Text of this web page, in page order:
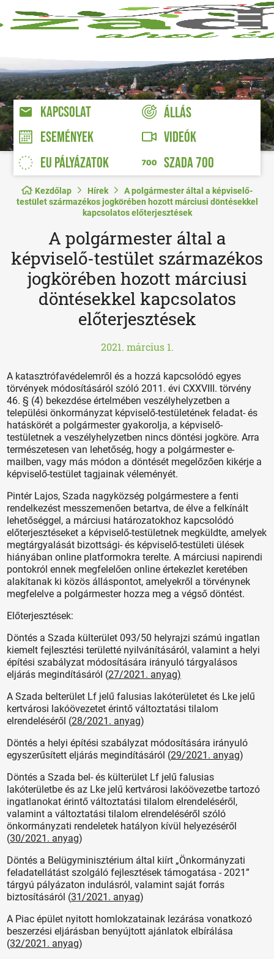
KAPCSOLAT
ÁLLÁS
ESEMÉNYEK
VIDEÓK
EU PÁLYÁZATOK
SZADA 700
Kezdőlap Hírek
A polgármester által a képviselő-
testület származékos jogkörében hozott márciusi döntésekkel
kapcsolatos előterjesztések
A polgármester által a
képviselő-testület származékos
jogkörében hozott márciusi
döntésekkel kapcsolatos
előterjesztések
2021. március 1.
A katasztrófavédelemről és a hozzá kapcsolódó egyes
törvények módosításáról szóló 2011. évi CXXVIII. törvény
46. § (4) bekezdése értelmében veszélyhelyzetben a
települési önkormányzat képviselő-testületének feladat- és
hatáskörét a polgármester gyakorolja, a képviselő-
testületnek a veszélyhelyzetben nincs döntési jogköre. Arra
természetesen van lehetőség, hogy a polgármester e-
mailben, vagy más módon a döntését megelőzően kikérje a
képviselő-testület tagjainak véleményét.
Pintér Lajos, Szada nagyközség polgármestere a fenti
rendelkezést messzemenően betartva, de élve a felkínált
lehetőséggel, a márciusi határozatokhoz kapcsolódó
előterjesztéseket a képviselő-testületnek megküldte, amelyek
megtárgyalását bizottsági- és képviselő-testületi ülések
hiányában online platformokra terelte. A márciusi napirendi
pontokról ennek megfelelően online értekezlet keretében
alakítanak ki közös álláspontot, amelyekről a törvénynek
megfelelve a polgármester hozza meg a végső döntést.
Előterjesztések:
Döntés a Szada külterület 093/50 helyrajzi számú ingatlan
kiemelt fejlesztési területté nyilvánításáról, valamint a helyi
építési szabályzat módosítására irányuló tárgyalásos
eljárás megindításáról (27/2021. anyag)
A Szada belterület Lf jelű falusias lakóterületet és Lke jelű
kertvárosi lakóövezetet érintő változtatási tilalom
elrendeléséről (28/2021. anyag)
Döntés a helyi építési szabályzat módosítására irányuló
egyszerűsített eljárás megindításáról (29/2021. anyag)
Döntés a Szada bel- és külterület Lf jelű falusias
lakóterületbe és az Lke jelű kertvárosi lakóövezetbe tartozó
ingatlanokat érintő változtatási tilalom elrendeléséről,
valamint a változtatási tilalom elrendeléséről szóló
önkormányzati rendeletek hatályon kívül helyezéséről
(30/2021. anyag)
Döntés a Belügyminisztérium által kiírt „Önkormányzati
feladatellátást szolgáló fejlesztések támogatása - 2021”
tárgyú pályázaton indulásról, valamint saját forrás
biztosításáról (31/2021. anyag)
A Piac épület nyitott homlokzatainak lezárása vonatkozó
beszerzési eljárásban benyújtott ajánlatok elbírálása
(32/2021. anyag)